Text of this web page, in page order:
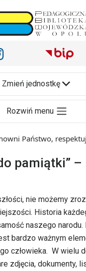
narzędzi
Instagram
Zmień jednostkę
Rozwiń menu
Państwo,
pamiątki” –
nie możemy
Historia
naszego narodu.
bardzo ważnym
człowieka. W wielu
zdjęcia, dokumenty,